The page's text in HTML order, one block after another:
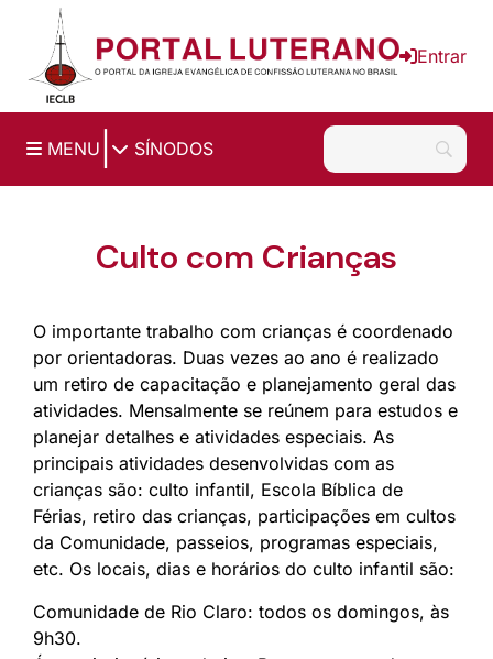
Ir para o conteúdo principal
Entrar
MENU SÍNODOS
Culto com Crianças
O importante trabalho com crianças é coordenado
por orientadoras. Duas vezes ao ano é realizado
um retiro de capacitação e planejamento geral das
atividades. Mensalmente se reúnem para estudos e
planejar detalhes e atividades especiais. As
principais atividades desenvolvidas com as
crianças são: culto infantil, Escola Bíblica de
Férias, retiro das crianças, participações em cultos
da Comunidade, passeios, programas especiais,
etc. Os locais, dias e horários do culto infantil são:
Comunidade de Rio Claro: todos os domingos, às
9h30.